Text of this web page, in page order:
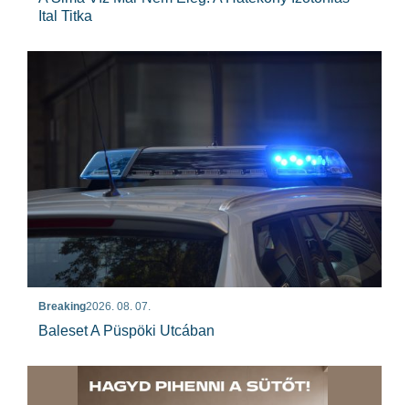
Ital Titka
Breaking2026. 08. 07.
Baleset A Püspöki Utcában